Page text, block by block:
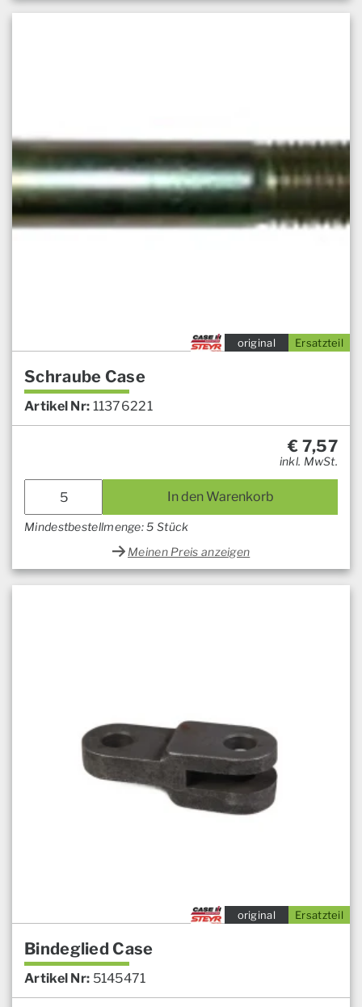
Ersatzteil
original
Schraube Case
Artikel Nr: 11376221
€ 7,57
inkl. MwSt.
In den Warenkorb
Mindestbestellmenge: 5 Stück
Meinen Preis anzeigen
Ersatzteil
original
Bindeglied Case
Artikel Nr: 5145471